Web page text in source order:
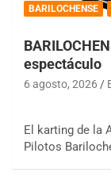
BARILOCHENSE
espectáculo
6 agosto, 2026
El karting de la
Pilotos